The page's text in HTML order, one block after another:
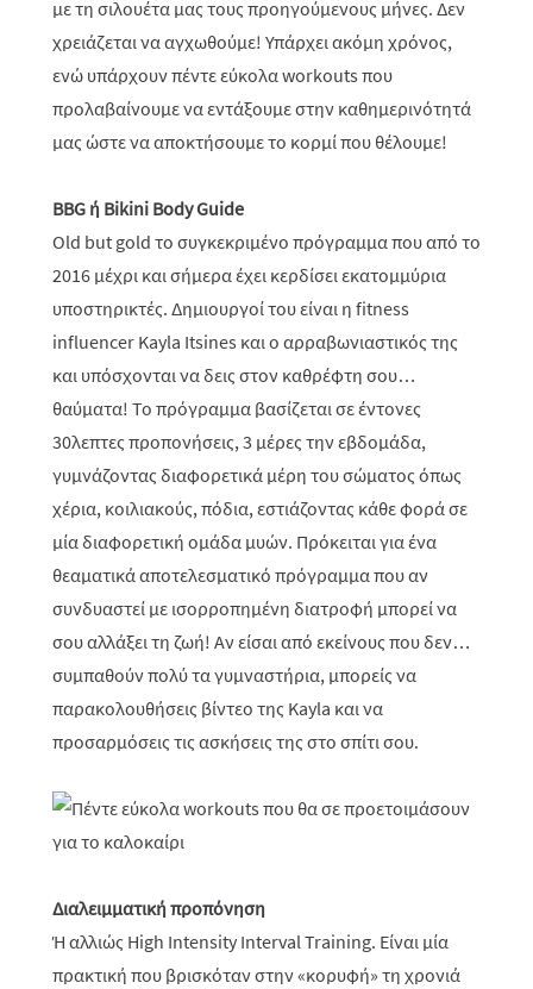
με τη σιλουέτα μας τους προηγούμενους μήνες. Δεν
χρειάζεται να αγχωθούμε! Υπάρχει ακόμη χρόνος,
ενώ υπάρχουν πέντε εύκολα workouts που
προλαβαίνουμε να εντάξουμε στην καθημερινότητά
μας ώστε να αποκτήσουμε το κορμί που θέλουμε!
BBG ή Bikini Body Guide
Old but gold το συγκεκριμένο πρόγραμμα που από το
2016 μέχρι και σήμερα έχει κερδίσει εκατομμύρια
υποστηρικτές. Δημιουργοί του είναι η fitness
influencer Kayla Itsines και ο αρραβωνιαστικός της
και υπόσχονται να δεις στον καθρέφτη σου…
θαύματα! Το πρόγραμμα βασίζεται σε έντονες
30λεπτες προπονήσεις, 3 μέρες την εβδομάδα,
γυμνάζοντας διαφορετικά μέρη του σώματος όπως
χέρια, κοιλιακούς, πόδια, εστιάζοντας κάθε φορά σε
μία διαφορετική ομάδα μυών. Πρόκειται για ένα
θεαματικά αποτελεσματικό πρόγραμμα που αν
συνδυαστεί με ισορροπημένη διατροφή μπορεί να
σου αλλάξει τη ζωή! Αν είσαι από εκείνους που δεν…
συμπαθούν πολύ τα γυμναστήρια, μπορείς να
παρακολουθήσεις βίντεο της Kayla και να
προσαρμόσεις τις ασκήσεις της στο σπίτι σου.
Διαλειμματική προπόνηση
Ή αλλιώς High Intensity Interval Training. Είναι μία
πρακτική που βρισκόταν στην «κορυφή» τη χρονιά